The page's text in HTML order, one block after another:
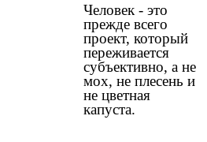
Человек - это
прежде всего
проект, который
переживается
субъективно, а не
мох, не плесень и
не цветная
капуста.